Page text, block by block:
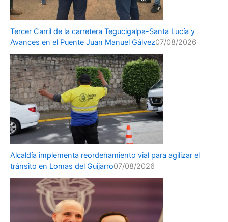
Tercer Carril de la carretera Tegucigalpa-Santa Lucía y
Avances en el Puente Juan Manuel Gálvez07/08/2026
Alcaldía implementa reordenamiento vial para agilizar el
tránsito en Lomas del Guijarro07/08/2026